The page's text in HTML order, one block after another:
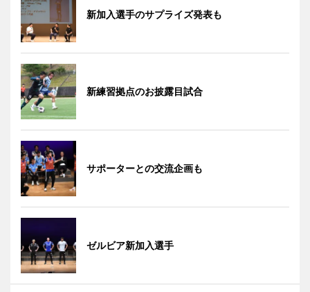
新加入選手のサプライズ発表も
新練習拠点のお披露目試合
サポーターとの交流企画も
ゼルビア新加入選手